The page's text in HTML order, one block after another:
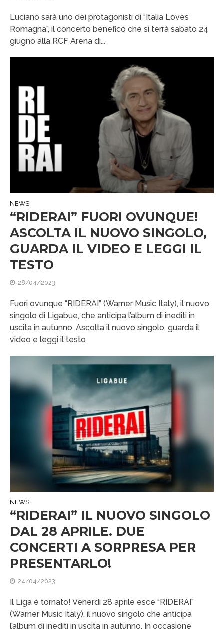
Luciano sarà uno dei protagonisti di “Italia Loves
Romagna”, il concerto benefico che si terrà sabato 24
giugno alla RCF Arena di...
NEWS
“RIDERAI” FUORI OVUNQUE!
ASCOLTA IL NUOVO SINGOLO,
GUARDA IL VIDEO E LEGGI IL
TESTO
28/04/2023
Fuori ovunque “RIDERAI” (Warner Music Italy), il nuovo
singolo di Ligabue, che anticipa l’album di inediti in
uscita in autunno. Ascolta il nuovo singolo, guarda il
video e leggi il testo
NEWS
“RIDERAI” IL NUOVO SINGOLO
DAL 28 APRILE. DUE
CONCERTI A SORPRESA PER
PRESENTARLO!
24/04/2023
Il Liga è tornato! Venerdì 28 aprile esce “RIDERAI”
(Warner Music Italy), il nuovo singolo che anticipa
l’album di inediti in uscita in autunno. In occasione